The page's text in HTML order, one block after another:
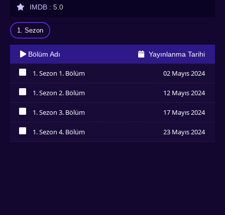
IMDB : 5.0
1. Sezon
Bölüm Adı Yayınlanma Tarihi
1. Sezon 1. Bölüm 02 Mayıs 2024
1. Sezon 2. Bölüm 12 Mayıs 2024
1. Sezon 3. Bölüm 17 Mayıs 2024
İzledim
1. Sezon 4. Bölüm 23 Mayıs 2024